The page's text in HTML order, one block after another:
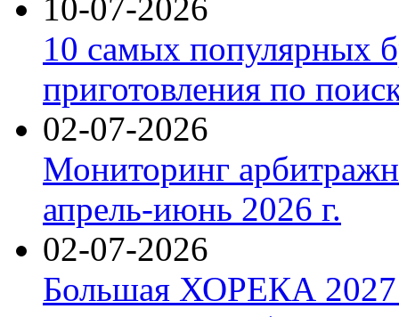
10-07-2026
10 самых популярных
приготовления по
02-07-2026
Мониторинг
апрель-июнь 2026 г.
02-07-2026
Большая ХОРЕКА 2027: